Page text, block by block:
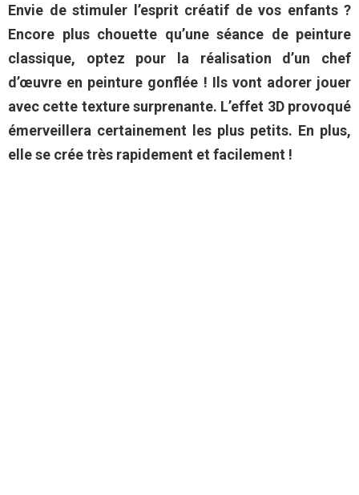
Envie de stimuler l’esprit créatif de vos enfants ?
Encore plus chouette qu’une séance de peinture
classique, optez pour la réalisation d’un chef
d’œuvre en peinture gonflée ! Ils vont adorer jouer
avec cette texture surprenante. L’effet 3D provoqué
émerveillera certainement les plus petits. En plus,
elle se crée très rapidement et facilement !